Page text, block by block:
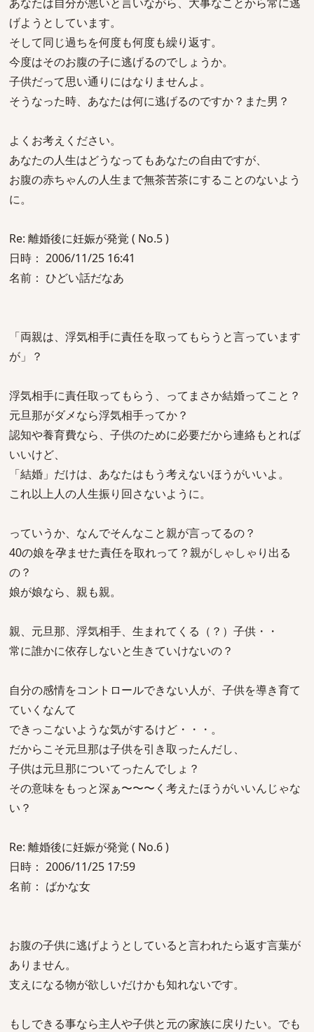
げようとしています。
そして同じ過ちを何度も何度も繰り返す。
今度はそのお腹の子に逃げるのでしょうか。
子供だって思い通りにはなりませんよ。
そうなった時、あなたは何に逃げるのですか？また男？
よくお考えください。
あなたの人生はどうなってもあなたの自由ですが、
お腹の赤ちゃんの人生まで無茶苦茶にすることのないよう
に。
Re: 離婚後に妊娠が発覚 ( No.5 )
日時： 2006/11/25 16:41
名前： ひどい話だなあ
「両親は、浮気相手に責任を取ってもらうと言っています
が」？
浮気相手に責任取ってもらう、ってまさか結婚ってこと？
元旦那がダメなら浮気相手ってか？
認知や養育費なら、子供のために必要だから連絡もとれば
いいけど、
「結婚」だけは、あなたはもう考えないほうがいいよ。
これ以上人の人生振り回さないように。
っていうか、なんでそんなこと親が言ってるの？
40の娘を孕ませた責任を取れって？親がしゃしゃり出る
の？
娘が娘なら、親も親。
親、元旦那、浮気相手、生まれてくる（？）子供・・
常に誰かに依存しないと生きていけないの？
自分の感情をコントロールできない人が、子供を導き育て
ていくなんて
できっこないような気がするけど・・・。
だからこそ元旦那は子供を引き取ったんだし、
子供は元旦那についてったんでしょ？
その意味をもっと深ぁ〜〜〜く考えたほうがいいんじゃな
い？
Re: 離婚後に妊娠が発覚 ( No.6 )
日時： 2006/11/25 17:59
名前： ばかな女
お腹の子供に逃げようとしていると言われたら返す言葉が
ありません。
支えになる物が欲しいだけかも知れないです。
もしできる事なら主人や子供と元の家族に戻りたい。でも